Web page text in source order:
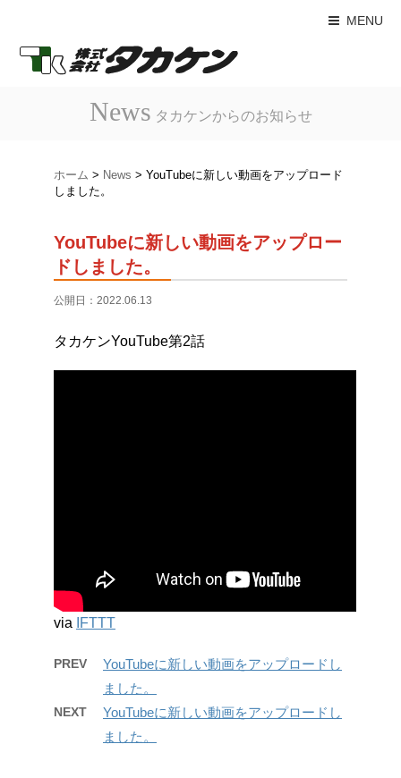
MENU
News タカケンからのお知らせ
ホーム > News > YouTubeに新しい動画をアップロード
しました。
YouTubeに新しい動画をアップロー
ドしました。
公開日： 2022.06.13
タカケンYouTube第2話
via IFTTT
PREV
YouTubeに新しい動画をアップロードし
ました。
NEXT
YouTubeに新しい動画をアップロードし
ました。